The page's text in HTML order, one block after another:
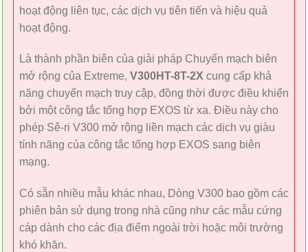
hoạt động liên tục, các dịch vụ tiên tiến và hiệu quả
hoạt động.
Là thành phần biên của giải pháp Chuyển mạch biên
mở rộng của Extreme, V300HT-8T-2X cung cấp khả
năng chuyển mạch truy cập, đồng thời được điều khiển
bởi một công tắc tổng hợp EXOS từ xa. Điều này cho
phép Sê-ri V300 mở rộng liền mạch các dịch vụ giàu
tính năng của công tắc tổng hợp EXOS sang biên
mạng.
Có sẵn nhiều mẫu khác nhau, Dòng V300 bao gồm các
phiên bản sử dụng trong nhà cũng như các mẫu cứng
cáp dành cho các địa điểm ngoài trời hoặc môi trường
khó khăn.